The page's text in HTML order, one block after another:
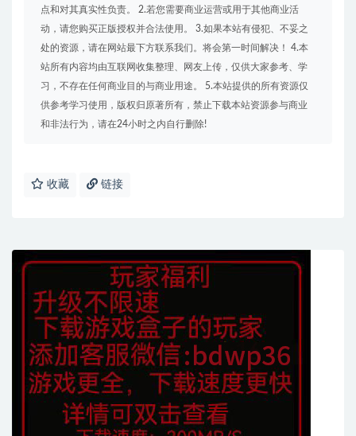
点和对其真实性负责。 2.若您需要商业运营或用于其他商业活
动，请您购买正版授权并合法使用。 3.如果本站有侵犯、不妥之
处的资源，请在网站最下方联系我们。将会第一时间解决！ 4.本
站所有内容均由互联网收集整理、网友上传，仅供大家参考、学
习，不存在任何商业目的与商业用途。 5.本站提供的所有资源仅
供参考学习使用，版权归原著所有，禁止下载本站资源参与商业
和非法行为，请在24小时之内自行删除!
收藏 链接